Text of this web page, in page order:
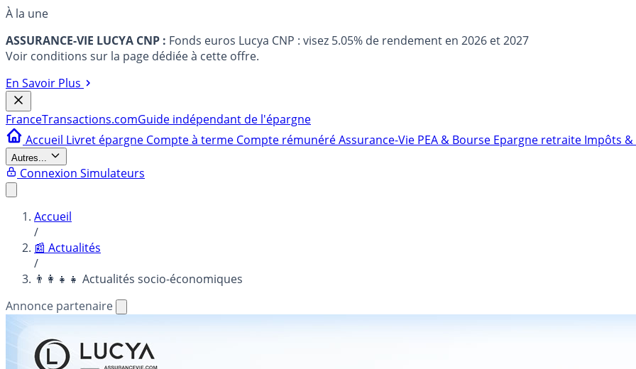
À la une
ASSURANCE-VIE LUCYA CNP : Fonds euros Lucya CNP : visez 5.05% de rendement en 2026 et 2027
Voir conditions sur la page dédiée à cette offre.
En Savoir Plus
FranceTransactions.comGuide indépendant de l'épargne
Accueil Livret épargne Compte à terme Compte rémunéréAssurance-Vie PEA & Bourse Epargne retraite Impôts &
Autres...
Connexion Simulateurs
Accueil
/
📰 Actualités
/
👨‍👩‍👧‍👧 Actualités socio-économiques
Annonce partenaire